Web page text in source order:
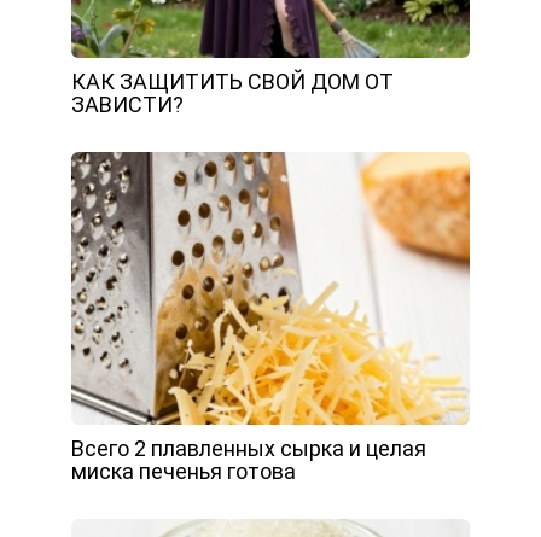
КАК ЗАЩИТИТЬ СВОЙ ДОМ ОТ
ЗАВИСТИ?
Всего 2 плавленных сырка и целая
миска печенья готова